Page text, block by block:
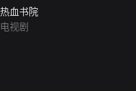
热血书院
电视剧